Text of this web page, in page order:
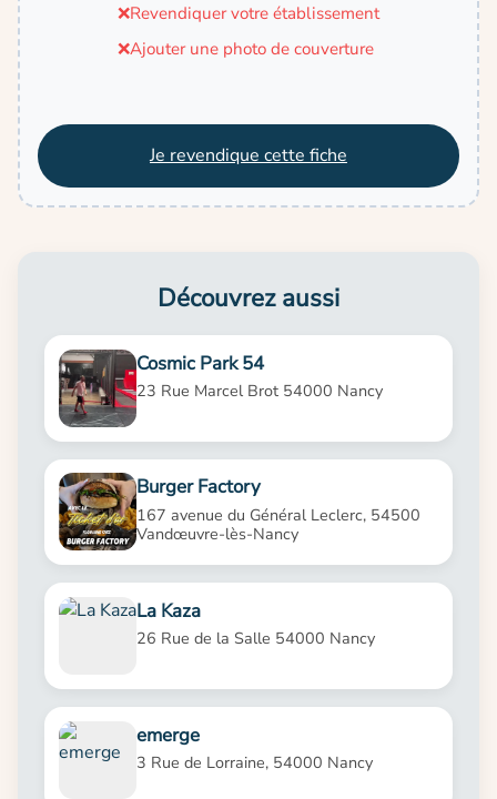
❌Revendiquer votre établissement
❌Ajouter une photo de couverture
Je revendique cette fiche
Découvrez aussi
Cosmic Park 54
23 Rue Marcel Brot 54000 Nancy
Burger Factory
167 avenue du Général Leclerc, 54500
Vandœuvre-lès-Nancy
La Kaza
26 Rue de la Salle 54000 Nancy
emerge
3 Rue de Lorraine, 54000 Nancy